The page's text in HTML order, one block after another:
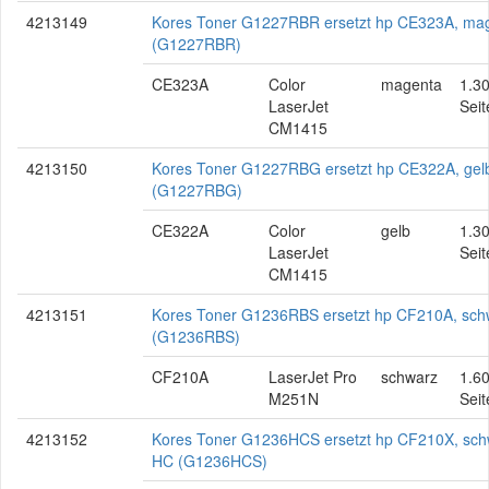
4213149
Kores Toner G1227RBR ersetzt hp CE323A,
(G1227RBR)
CE323A
Color
LaserJet
CM1415
magenta
4213150
Kores Toner G1227RBG ersetzt hp CE322A,
(G1227RBG)
CE322A
Color
LaserJet
CM1415
gelb
4213151
Kores Toner G1236RBS ersetzt hp CF210A,
(G1236RBS)
CF210A
LaserJet Pro
M251N
schwarz
4213152
Kores Toner G1236HCS ersetzt hp CF210X,
HC (G1236HCS)